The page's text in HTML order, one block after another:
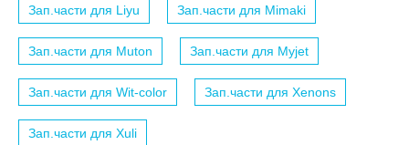
Зап.части для Liyu Зап.части для Mimaki
Зап.части для Muton Зап.части для Myjet
Зап.части для Wit-color Зап.части для Xenons
Зап.части для Xuli